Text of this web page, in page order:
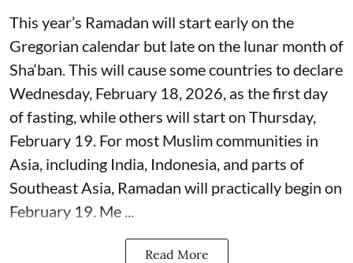
This year’s Ramadan will start early on the
Gregorian calendar but late on the lunar month of
Sha‘ban. This will cause some countries to declare
Wednesday, February 18, 2026, as the first day
of fasting, while others will start on Thursday,
February 19. For most Muslim communities in
Asia, including India, Indonesia, and parts of
Southeast Asia, Ramadan will practically begin on
February 19. Me ...
Read More